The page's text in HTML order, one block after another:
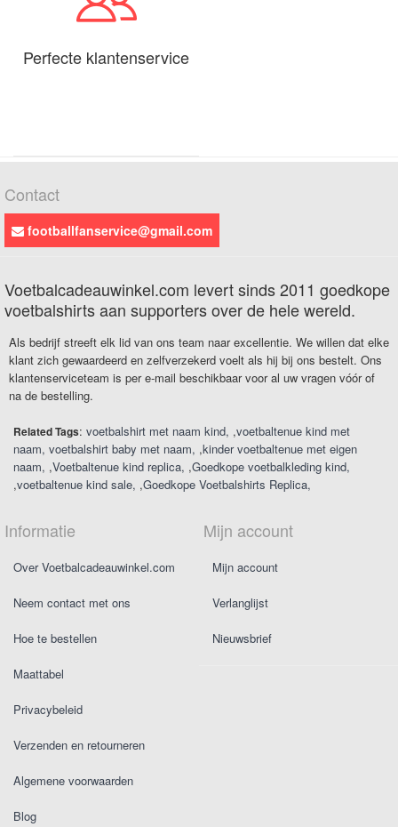
Perfecte klantenservice
Contact
footballfanservice@gmail.com
Voetbalcadeauwinkel.com levert sinds 2011 goedkope
voetbalshirts aan supporters over de hele wereld.
Als bedrijf streeft elk lid van ons team naar excellentie. We willen dat elke
klant zich gewaardeerd en zelfverzekerd voelt als hij bij ons bestelt. Ons
klantenserviceteam is per e-mail beschikbaar voor al uw vragen vóór of
na de bestelling.
Related Tags: voetbalshirt met naam kind ,voetbaltenue kind met
naam voetbalshirt baby met naam ,kinder voetbaltenue met eigen
naam ,Voetbaltenue kind replica ,Goedkope voetbalkleding kind
,voetbaltenue kind sale ,Goedkope Voetbalshirts Replica
Informatie
Over Voetbalcadeauwinkel.com
Neem contact met ons
Hoe te bestellen
Maattabel
Privacybeleid
Verzenden en retourneren
Algemene voorwaarden
Blog
Mijn account
Mijn account
Verlanglijst
Nieuwsbrief